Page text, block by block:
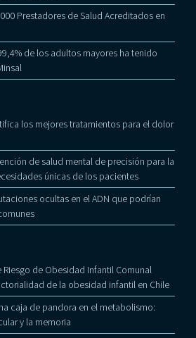
Prestadores de Salud Acreditados en
de los adultos mayores ha tenido
los mejores tratamientos para el dolor
de salud mental de precisión para la
únicas de los pacientes
ocultas en el ADN que podrían
de Obesidad Infantil Comunal
de la obesidad infantil en Chile
caja de pandora en el metabolismo:
y la memoria